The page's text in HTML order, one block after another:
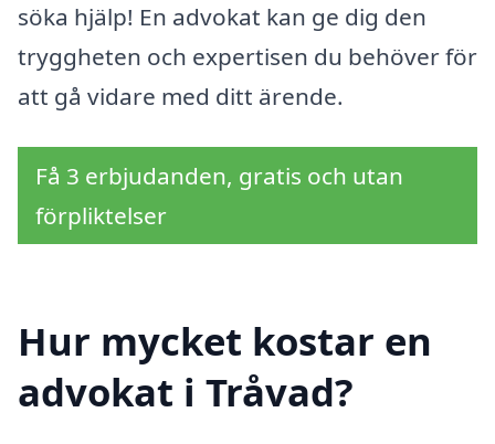
söka hjälp! En advokat kan ge dig den
tryggheten och expertisen du behöver för
att gå vidare med ditt ärende.
Få 3 erbjudanden, gratis och utan
förpliktelser
Hur mycket kostar en
advokat i Tråvad?